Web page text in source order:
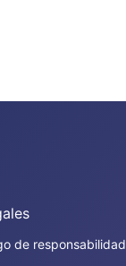
de responsabilidad